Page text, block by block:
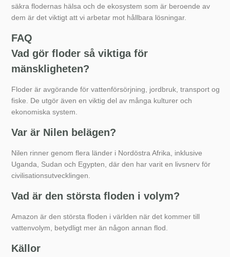
säkra flodernas hälsa och de ekosystem som är beroende av
dem är det viktigt att vi arbetar mot hållbara lösningar.
FAQ
Vad gör floder så viktiga för
mänskligheten?
Floder är avgörande för vattenförsörjning, jordbruk, transport og
fiske. De utgör även en viktig del av många kulturer och
ekonomiska system.
Var är Nilen belägen?
Nilen rinner genom flera länder i Nordöstra Afrika, inklusive
Uganda, Sudan och Egypten, där den har varit en livsnerv för
civilisationsutvecklingen.
Vad är den största floden i volym?
Amazon är den största floden i världen när det kommer till
vattenvolym, betydligt mer än någon annan flod.
Källor